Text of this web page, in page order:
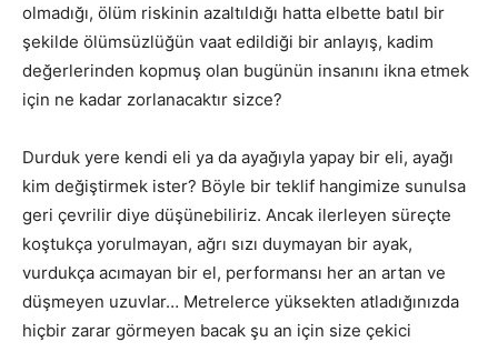
olmadığı, ölüm riskinin azaltıldığı hatta elbette batıl bir
şekilde ölümsüzlüğün vaat edildiği bir anlayış, kadim
değerlerinden kopmuş olan bugünün insanını ikna etmek
için ne kadar zorlanacaktır sizce?
Durduk yere kendi eli ya da ayağıyla yapay bir eli, ayağı
kim değiştirmek ister? Böyle bir teklif hangimize sunulsa
geri çevrilir diye düşünebiliriz. Ancak ilerleyen süreçte
koştukça yorulmayan, ağrı sızı duymayan bir ayak,
vurdukça acımayan bir el, performansı her an artan ve
düşmeyen uzuvlar… Metrelerce yüksekten atladığınızda
hiçbir zarar görmeyen bacak şu an için size çekici